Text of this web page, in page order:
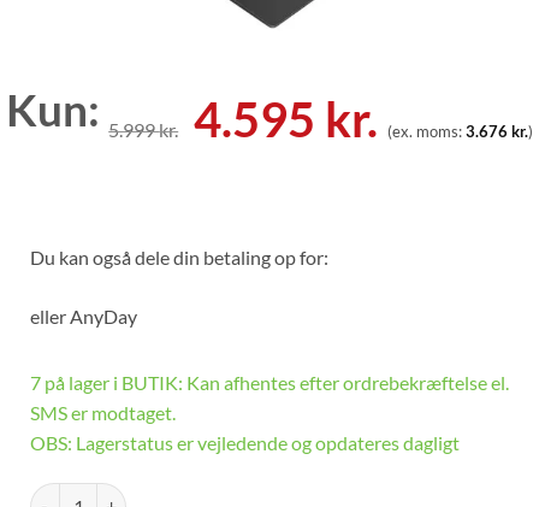
Kun: 5.999kr.
Den
var:
4.595 kr.Den
(ex. moms:3.676 kr.)
Du kan også dele din betaling op for:
ellerAnyDay
7 på lager i BUTIK: Kan afhentes efter ordrebekræftelse el.
SMS er modtaget.
OBS: Lagerstatus er vejledende og opdateres dagligt
Laveste pris på nettet: Lenovo V15 G4 - 15.6" Full HD - AMD